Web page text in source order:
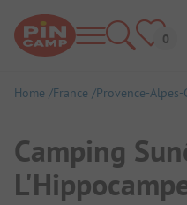
Home France Provence-Alpes-
Camping